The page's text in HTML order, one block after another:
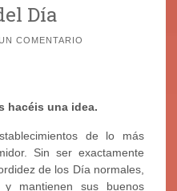
Día
COMENTARIO
hacéis una idea.
de lo más
Sin ser exactamente
de los Día normales,
mantienen sus buenos